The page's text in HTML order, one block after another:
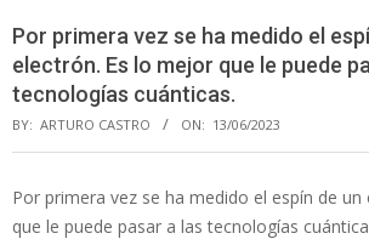
Por primera vez se ha medido el
electrón. Es lo mejor que le puede
tecnologías cuánticas.
BY: ARTURO CASTRO ON: 13/06/2023
Por primera vez se ha medido el espín de
que le puede pasar a las tecnologías